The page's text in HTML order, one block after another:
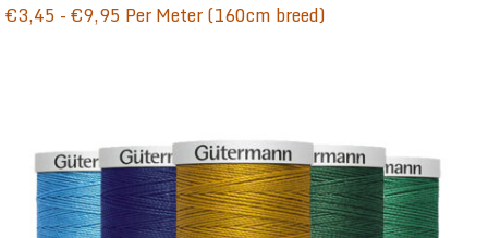
€3,45 -€9,95 Prijsklasse:
Per Meter (160cm breed)